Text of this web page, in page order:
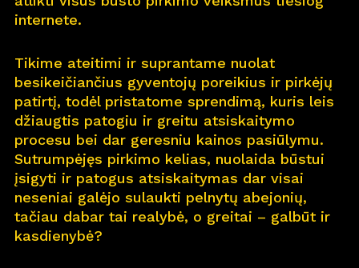
Apiemus
Karjera 11
Naujienos
Nauj ų namų kortelė
Kontaktai
internete.
Tikime ateitimi ir suprantame nuolat
besikeičiančius gyventojų poreikius ir pirkėjų
patirtį, todėl pristatome sprendimą, kuris leis
džiaugtis patogiu ir greitu atsiskaitymo
procesu bei dar geresniu kainos pasiūlymu.
Sutrumpėjęs pirkimo kelias, nuolaida būstui
įsigyti ir patogus atsiskaitymas dar visai
neseniai galėjo sulaukti pelnytų abejonių,
tačiau dabar tai realybė, o greitai – galbūt ir
kasdienybė?